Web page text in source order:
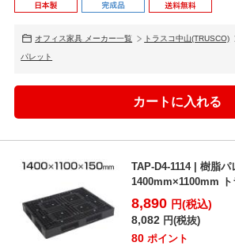
オフィス家具 メーカー一覧 トラスコ中山(TRUSCO)
パレット
TAP-D4-1114 | 樹脂
1400mm×1100mm ト
8,890 円(税込)
8,082 円(税抜)
80 ポイント